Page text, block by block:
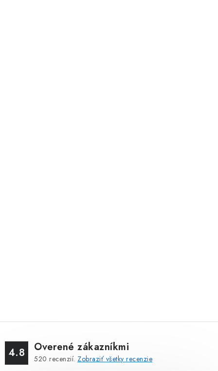
4.8 Overené zákazníkmi
520 recenzií. Zobraziť všetky recenzie